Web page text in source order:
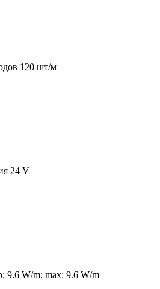
120 шт/м
24 V
9.6 W/m; max: 9.6 W/m